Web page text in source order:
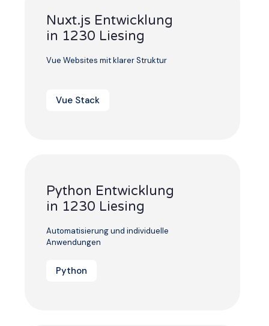
Nuxt.js Entwicklung
in 1230 Liesing
Vue Websites mit klarer Struktur
Vue Stack
Python Entwicklung
in 1230 Liesing
Automatisierung und individuelle
Anwendungen
Python